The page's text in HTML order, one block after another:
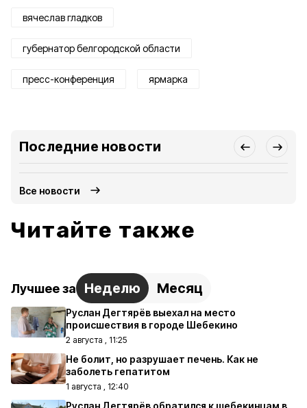
вячеслав гладков
губернатор белгородской области
пресс-конференция ярмарка
Последние новости
Все новости
Читайте также
Лучшее за Неделю Месяц
Руслан Дегтярёв выехал на место
происшествия в городе Шебекино
2 августа , 11:25
Не болит, но разрушает печень. Как не
заболеть гепатитом
1 августа , 12:40
Руслан Дегтярёв обратился к шебекинцам в